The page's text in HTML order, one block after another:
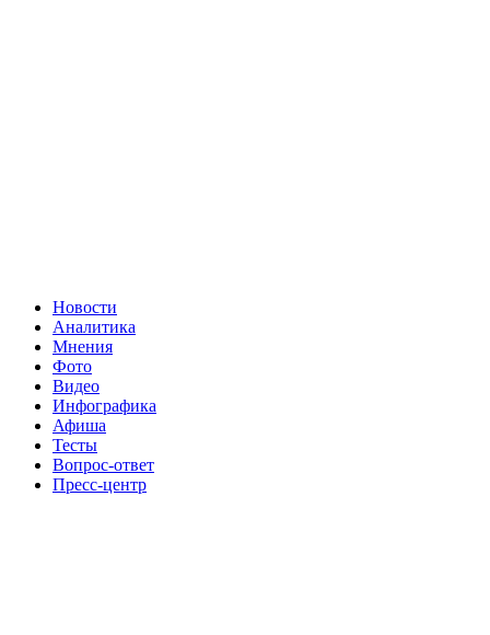
Новости
Аналитика
Мнения
Фото
Видео
Инфографика
Афиша
Тесты
Вопрос-ответ
Пресс-центр